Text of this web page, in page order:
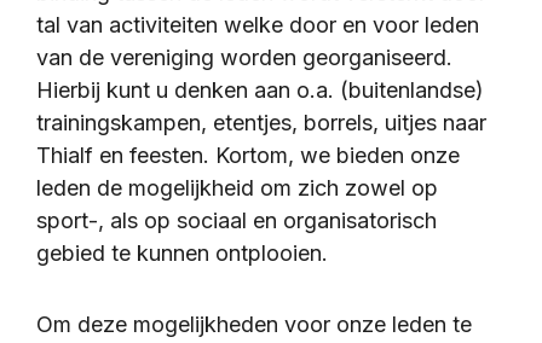
tal van activiteiten welke door en voor leden
van de vereniging worden georganiseerd.
Hierbij kunt u denken aan o.a. (buitenlandse)
trainingskampen, etentjes, borrels, uitjes naar
Thialf en feesten. Kortom, we bieden onze
leden de mogelijkheid om zich zowel op
sport-, als op sociaal en organisatorisch
gebied te kunnen ontplooien.
Om deze mogelijkheden voor onze leden te